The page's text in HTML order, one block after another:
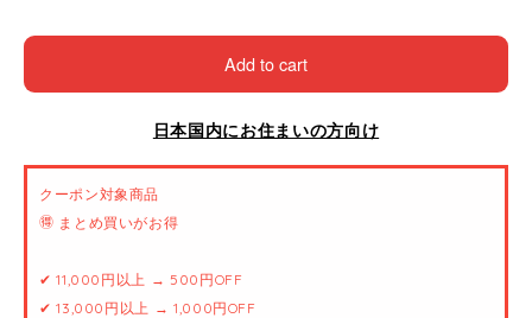
Add to cart
日本国内にお住まいの方向け
クーポン対象商品
🉐 まとめ買いがお得
✔ 11,000円以上 → 500円OFF
✔ 13,000円以上 → 1,000円OFF